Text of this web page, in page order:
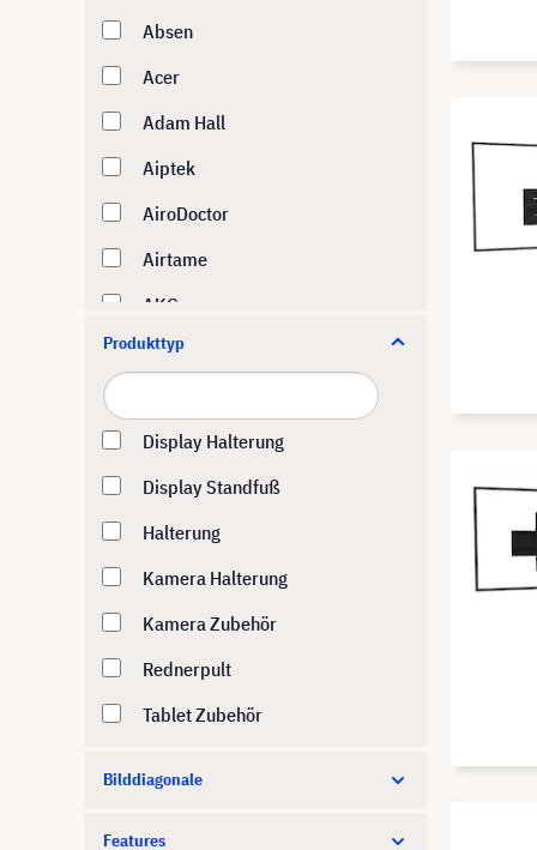
Absen
Acer
Adam Hall
Aiptek
AiroDoctor
Airtame
AKG
Amaran
AOC
Apart Audio
APC
Apple
Aputure
Artome
Asus
Produkttyp
Display Halterung
Display Standfuß
Halterung
Kamera Halterung
Kamera Zubehör
Rednerpult
Tablet Zubehör
Bilddiagonale
Features